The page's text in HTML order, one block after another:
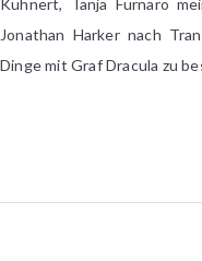
Kuhnert, Tanja Furnaro
Jonathan Harker nach
Dinge mit Graf Dracula zu